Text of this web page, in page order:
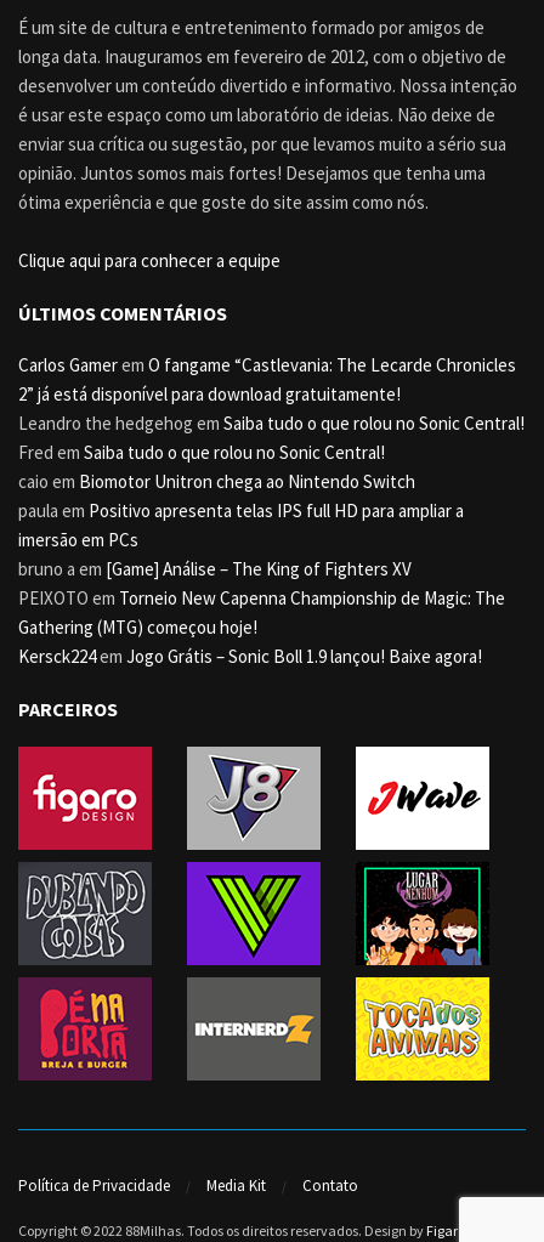
É um site de cultura e entretenimento formado por amigos de
longa data. Inauguramos em fevereiro de 2012, com o objetivo de
desenvolver um conteúdo divertido e informativo. Nossa intenção
é usar este espaço como um laboratório de ideias. Não deixe de
enviar sua crítica ou sugestão, por que levamos muito a sério sua
opinião. Juntos somos mais fortes! Desejamos que tenha uma
ótima experiência e que goste do site assim como nós.
Clique aqui para conhecer a equipe
ÚLTIMOS COMENTÁRIOS
Carlos Gamerem O fangame “Castlevania: The Lecarde Chronicles
2” já está disponível para download gratuitamente!
Leandro the hedgehog em Saiba tudo o que rolou no Sonic Central!
Fred em Saiba tudo o que rolou no Sonic Central!
caio em Biomotor Unitron chega ao Nintendo Switch
paula em Positivo apresenta telas IPS full HD para ampliar a
imersão em PCs
bruno a em [Game] Análise – The King of Fighters XV
PEIXOTO em Torneio New Capenna Championship de Magic: The
Gathering (MTG) começou hoje!
Kersck224em Jogo Grátis – Sonic Boll 1.9 lançou! Baixe agora!
PARCEIROS
Política de Privacidade Media Kit Contato
Copyright © 2022 88Milhas. Todos os direitos reservados. Design by Figaro Design